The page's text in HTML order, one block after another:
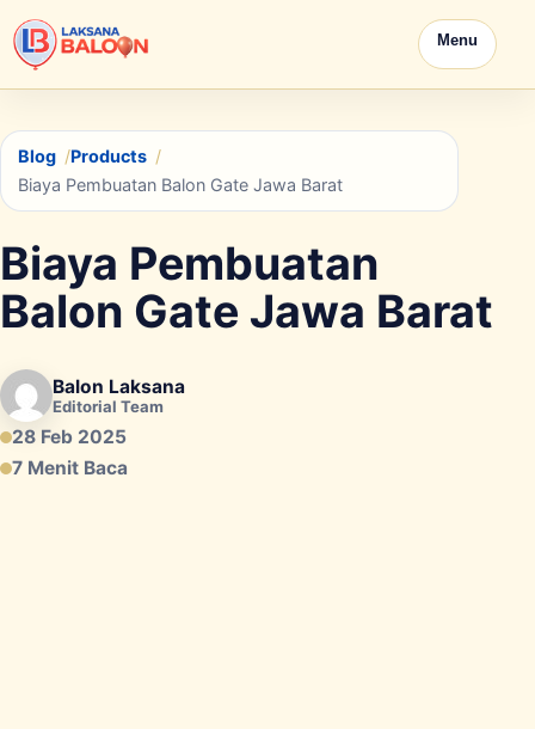
Menu
Blog
Products
Biaya Pembuatan Balon Gate Jawa Barat
Biaya Pembuatan
Balon Gate Jawa Barat
Balon Laksana
Editorial Team
28 Feb 2025
7 Menit Baca